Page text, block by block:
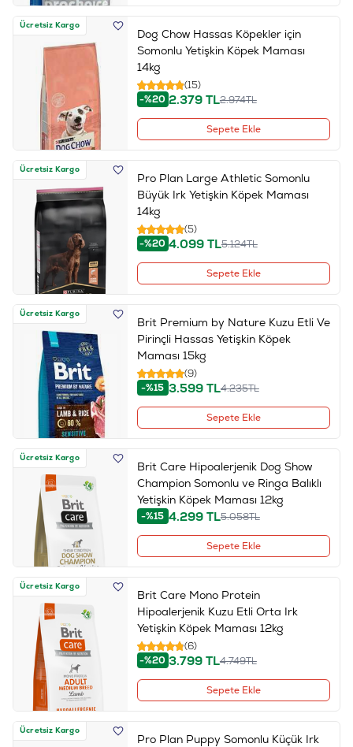
Ücretsiz Kargo
Dog Chow Hassas Köpekler için
Somonlu Yetişkin Köpek Maması
14kg
(15)
-%20 2.379TL2.974TL
Sepete Ekle
Ücretsiz Kargo
Pro Plan Large Athletic Somonlu
Büyük Irk Yetişkin Köpek Maması
14kg
(5)
-%20 4.099TL5.124TL
Sepete Ekle
Ücretsiz Kargo
Brit Premium by Nature Kuzu Etli Ve
Pirinçli Hassas Yetişkin Köpek
Maması 15kg
(9)
-%15 3.599TL4.235TL
Sepete Ekle
Ücretsiz Kargo
Brit Care Hipoalerjenik Dog Show
Champion Somonlu ve Ringa Balıklı
Yetişkin Köpek Maması 12kg
-%15 4.299TL5.058TL
Sepete Ekle
Ücretsiz Kargo
Brit Care Mono Protein
Hipoalerjenik Kuzu Etli Orta Irk
Yetişkin Köpek Maması 12kg
(6)
-%20 3.799TL4.749TL
Sepete Ekle
Ücretsiz Kargo
Pro Plan Puppy Somonlu Küçük Irk